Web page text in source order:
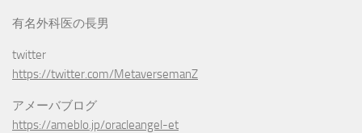
有名外科医の長男
twitter
https://twitter.com/MetaversemanZ
アメーバブログ
https://ameblo.jp/oracleangel-et